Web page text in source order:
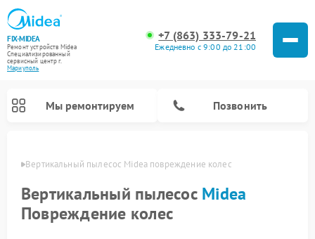
FIX-MIDEA
Ремонт устройств Midea
Специализированный
cервисный центр г.
Мариуполь
+7 (863) 333-79-21
Ежедневно с 9:00 до 21:00
Мы ремонтируем Позвонить
Вертикальный пылесос Midea повреждение колес
Вертикальный пылесос Midea
Повреждение колес